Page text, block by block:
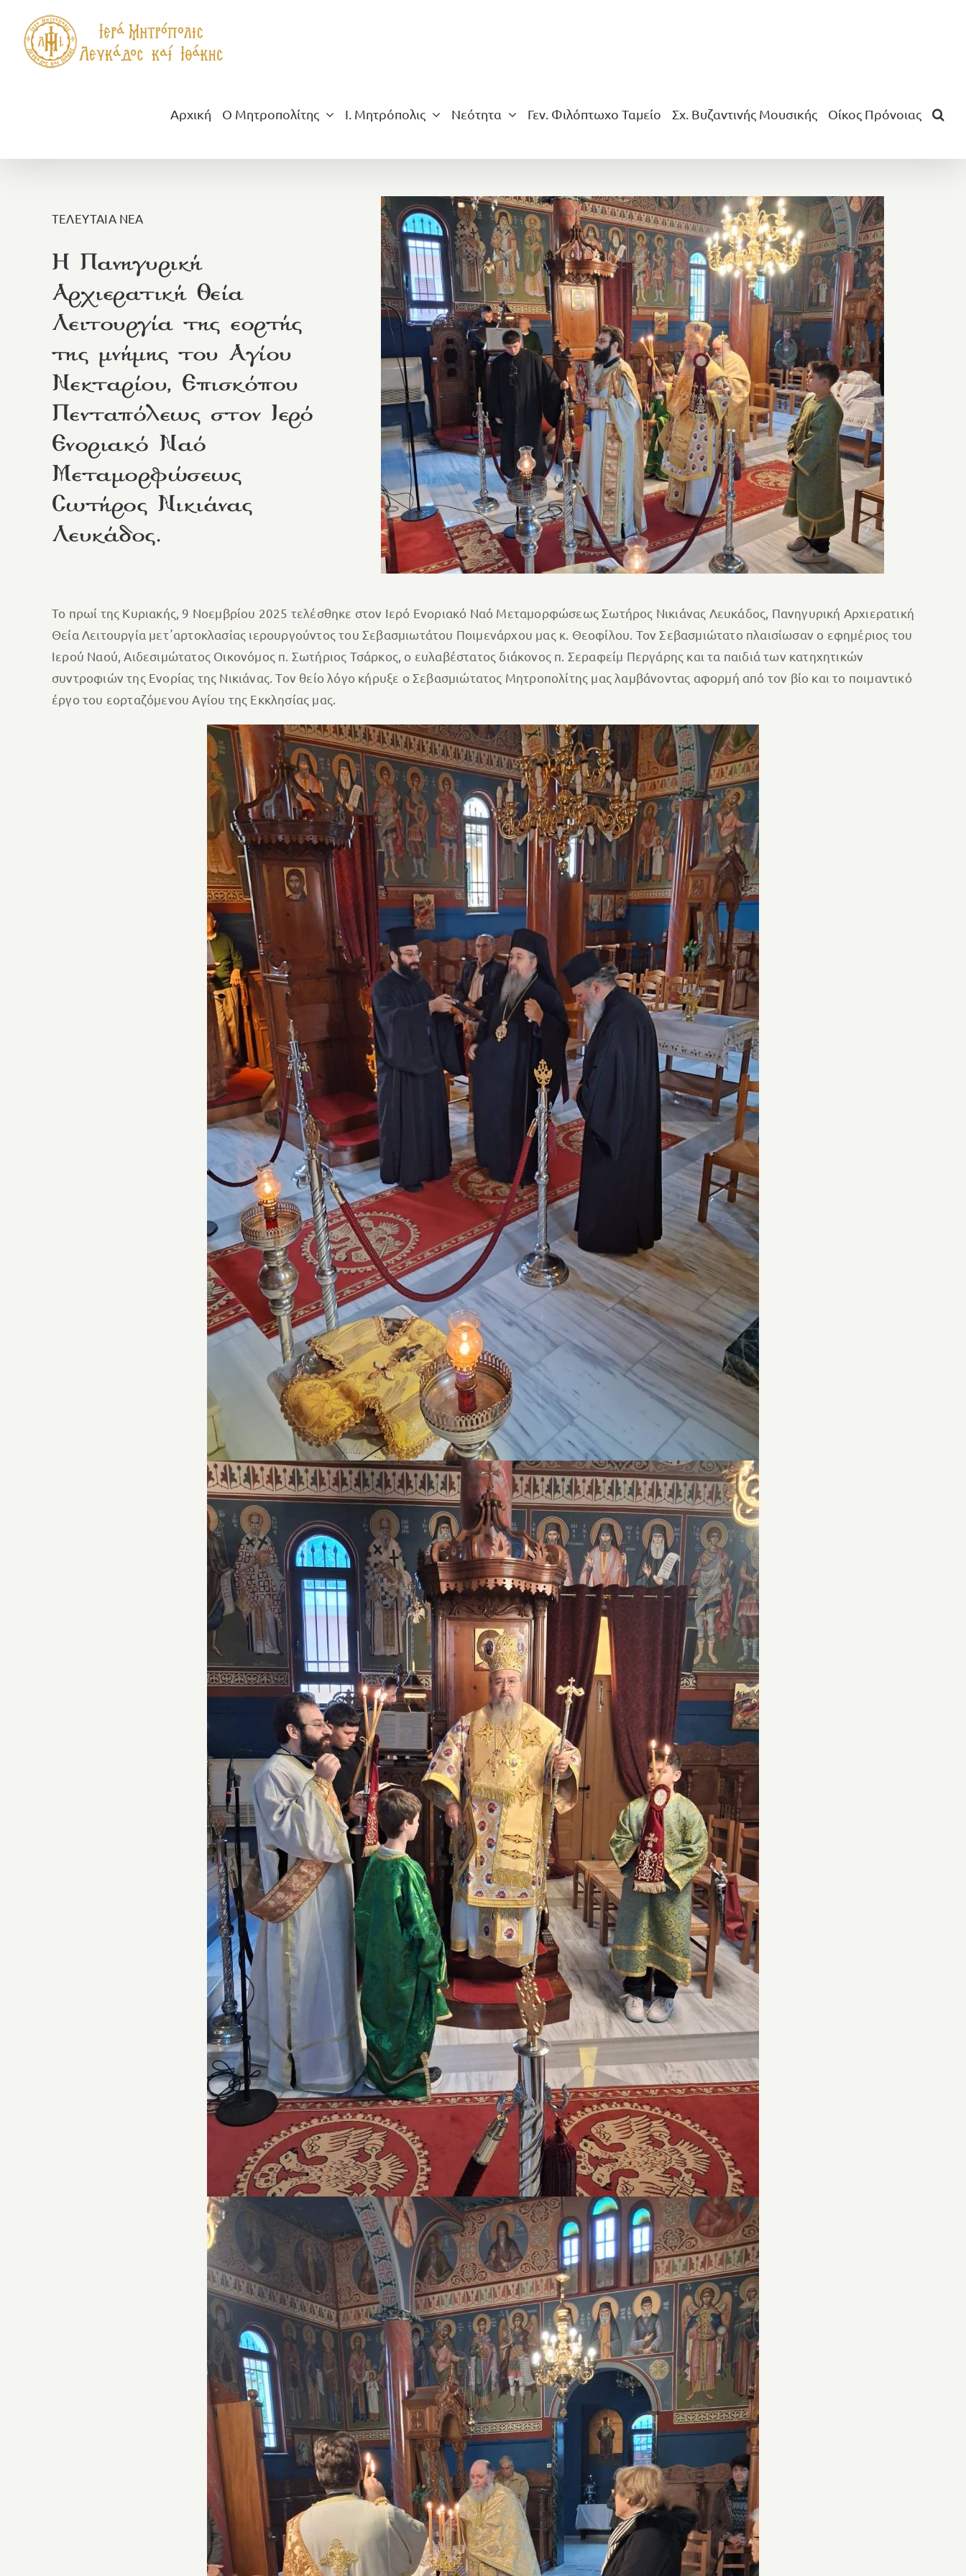
περιεχόμενο
Αρχική Ο Μητροπολίτης Ι. Μητρόπολις Νεότητα Γεν. Φιλόπτωχο Ταμείο Σχ. Βυζαντινής Μουσικής Οίκος Πρόνοιας
ΤΕΛΕΥΤΑΙΑ ΝΕΑ
Η Πανηγυρική
Αρχιερατική Θεία
Λειτουργία της εορτής
της μνήμης του Αγίου
Νεκταρίου, Επισκόπου
Πενταπόλεως στον Ιερό
Ενοριακό Ναό
Μεταμορφώσεως
Σωτήρος Νικιάνας
Λευκάδος.
Το πρωί της Κυριακής, 9 Νοεμβρίου 2025 τελέσθηκε στον Ιερό Ενοριακό Ναό Μεταμορφώσεως Σωτήρος Νικιάνας Λευκάδος, Πανηγυρική Αρχιερατική
Θεία Λειτουργία μετ᾽αρτοκλασίας ιερουργούντος του Σεβασμιωτάτου Ποιμενάρχου μας κ. Θεοφίλου. Τον Σεβασμιώτατο πλαισίωσαν ο εφημέριος του
Ιερού Ναού, Αιδεσιμώτατος Οικονόμος π. Σωτήριος Τσάρκος, ο ευλαβέστατος διάκονος π. Σεραφείμ Περγάρης και τα παιδιά των κατηχητικών
συντροφιών της Ενορίας της Νικιάνας. Τον θείο λόγο κήρυξε ο Σεβασμιώτατος Μητροπολίτης μας λαμβάνοντας αφορμή από τον βίο και το ποιμαντικό
έργο του εορταζόμενου Αγίου της Εκκλησίας μας.